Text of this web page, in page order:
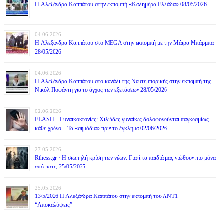
H Αλεξάνδρα Καππάτου στην εκπομπή «Καλημέρα Ελλάδα» 08/05/2026
04.06.2026
H Αλεξάνδρα Καππάτου στο MEGA στην εκπομπή με την Μάιρα Mπάρμπα
28/05/2026
04.06.2026
H Αλεξάνδρα Καππάτου στο κανάλι της Ναυτεμπορικής στην εκπομπή της
Νικόλ Ποφάντη για το άγχος των εξετάσεων 28/05/2026
02.06.2026
FLASH – Γυναικοκτονίες: Χιλιάδες γυναίκες δολοφονούνται παγκοσμίως
κάθε χρόνο – Τα «σημάδια» πριν το έγκλημα 02/06/2026
27.05.2026
Rthess.gr · Η σιωπηλή κρίση των νέων: Γιατί τα παιδιά μας νιώθουν πιο μόνα
από ποτέ; 25/05/2025
25.05.2026
13/5/2026 Η Αλεξάνδρα Καππάτου στην εκπομπή του ΑΝΤ1
“Αποκαλύψεις”